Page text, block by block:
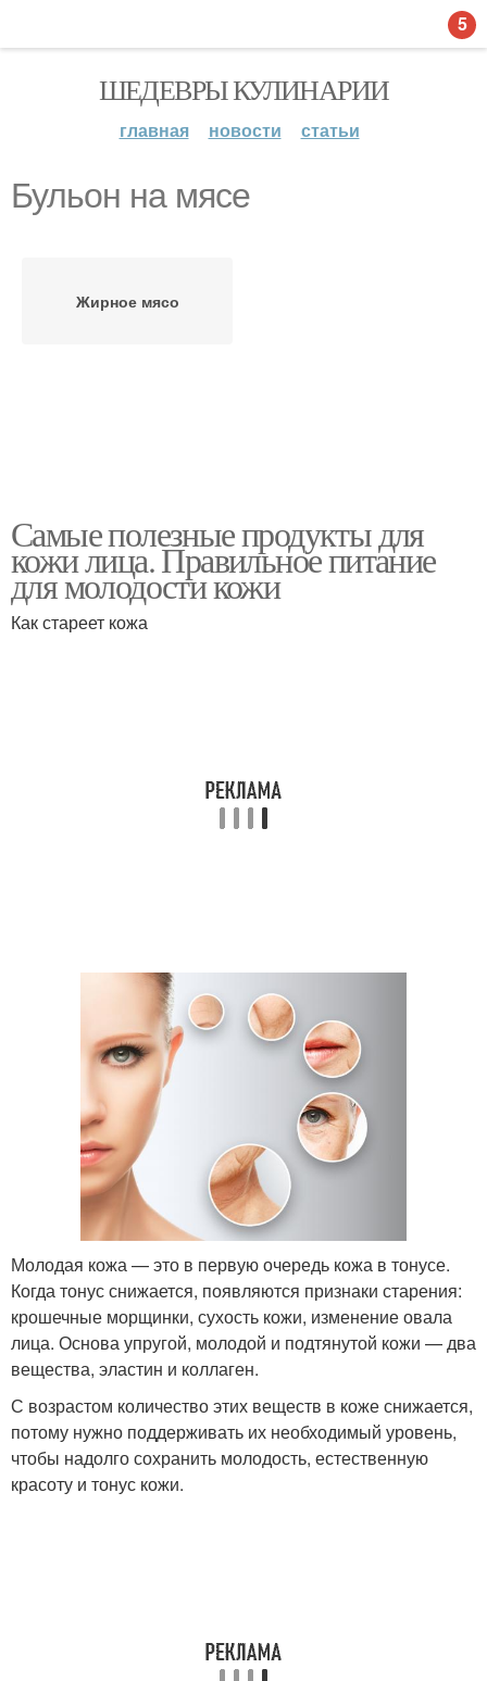
ШЕДЕВРЫ КУЛИНАРИИ
главная новости статьи
Бульон на мясе
Жирное мясо
Самые полезные продукты для
кожи лица. Правильное питание
для молодости кожи
Как стареет кожа
Молодая кожа — это в первую очередь кожа в тонусе.
Когда тонус снижается, появляются признаки старения:
крошечные морщинки, сухость кожи, изменение овала
лица. Основа упругой, молодой и подтянутой кожи — два
вещества, эластин и коллаген.
С возрастом количество этих веществ в коже снижается,
потому нужно поддерживать их необходимый уровень,
чтобы надолго сохранить молодость, естественную
красоту и тонус кожи.
5